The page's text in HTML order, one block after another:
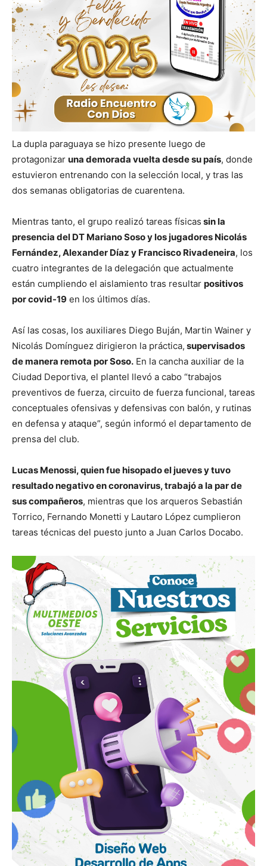
La dupla paraguaya se hizo presente luego de
protagonizar una demorada vuelta desde su país, donde
estuvieron entrenando con la selección local, y tras las
dos semanas obligatorias de cuarentena.
Mientras tanto, el grupo realizó tareas físicas sin la
presencia del DT Mariano Soso y los jugadores Nicolás
Fernández, Alexander Díaz y Francisco Rivadeneira, los
cuatro integrantes de la delegación que actualmente
están cumpliendo el aislamiento tras resultar positivos
por covid-19 en los últimos días.
Así las cosas, los auxiliares Diego Buján, Martin Wainer y
Nicolás Domínguez dirigieron la práctica, supervisados
de manera remota por Soso. En la cancha auxiliar de la
Ciudad Deportiva, el plantel llevó a cabo “trabajos
preventivos de fuerza, circuito de fuerza funcional, tareas
conceptuales ofensivas y defensivas con balón, y rutinas
en defensa y ataque”, según informó el departamento de
prensa del club.
Lucas Menossi, quien fue hisopado el jueves y tuvo
resultado negativo en coronavirus, trabajó a la par de
sus compañeros, mientras que los arqueros Sebastián
Torrico, Fernando Monetti y Lautaro López cumplieron
tareas técnicas del puesto junto a Juan Carlos Docabo.